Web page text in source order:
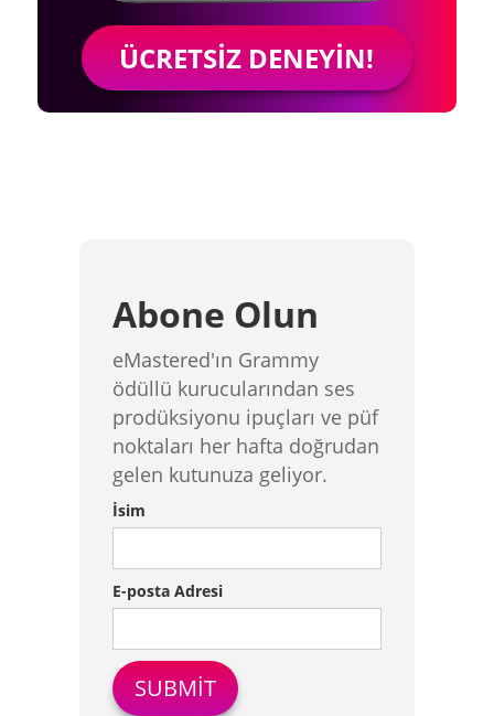
ÜCRETSIZ DENEYIN!
Abone Olun
eMastered'ın Grammy
ödüllü kurucularından ses
prodüksiyonu ipuçları ve püf
noktaları her hafta doğrudan
gelen kutunuza geliyor.
İsim
E-posta Adresi